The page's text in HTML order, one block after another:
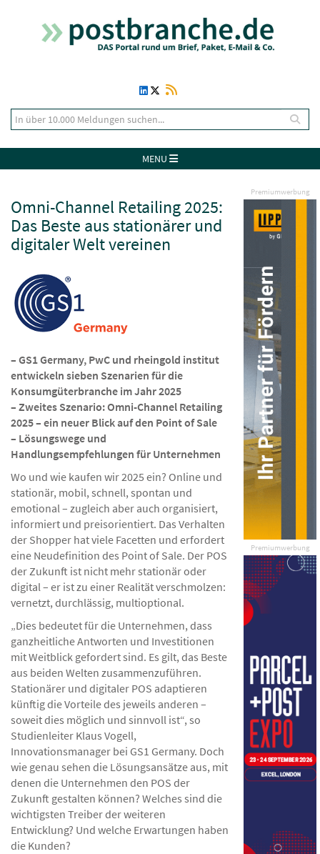
MENU
Premiumwerbung
Premiumwerbung
Omni-Channel Retailing 2025:
Das Beste aus stationärer und
digitaler Welt vereinen
– GS1 Germany, PwC und rheingold institut
entwickeln sieben Szenarien für die
Konsumgüterbranche im Jahr 2025
– Zweites Szenario: Omni-Channel Retailing
2025 – ein neuer Blick auf den Point of Sale
– Lösungswege und
Handlungsempfehlungen für Unternehmen
Wo und wie kaufen wir 2025 ein? Online und
stationär, mobil, schnell, spontan und
emotional – zugleich aber auch organisiert,
informiert und preisorientiert. Das Verhalten
der Shopper hat viele Facetten und erfordert
eine Neudefinition des Point of Sale. Der POS
der Zukunft ist nicht mehr stationär oder
digital – er ist zu einer Realität verschmolzen:
vernetzt, durchlässig, multioptional.
„Dies bedeutet für die Unternehmen, dass
ganzheitliche Antworten und Investitionen
mit Weitblick gefordert sind. Es gilt, das Beste
aus beiden Welten zusammenzuführen.
Stationärer und digitaler POS adaptieren
künftig die Vorteile des jeweils anderen –
soweit dies möglich und sinnvoll ist“, so
Studienleiter Klaus Vogell,
Innovationsmanager bei GS1 Germany. Doch
wie genau sehen die Lösungsansätze aus, mit
denen die Unternehmen den POS der
Zukunft gestalten können? Welches sind die
wichtigsten Treiber der weiteren
Entwicklung? Und welche Erwartungen haben
die Kunden?